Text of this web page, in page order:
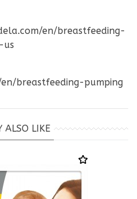
en/breastfeeding-
us
breastfeeding-pumping
ALSO LIKE